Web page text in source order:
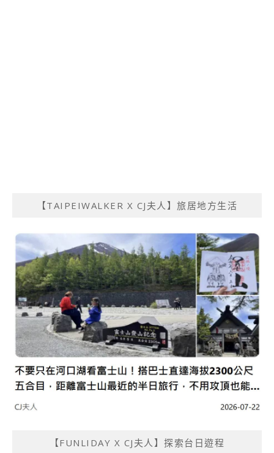
【TAIPEIWALKER X CJ夫人】旅居地方生活
【FUNLIDAY X CJ夫人】探索台日遊程